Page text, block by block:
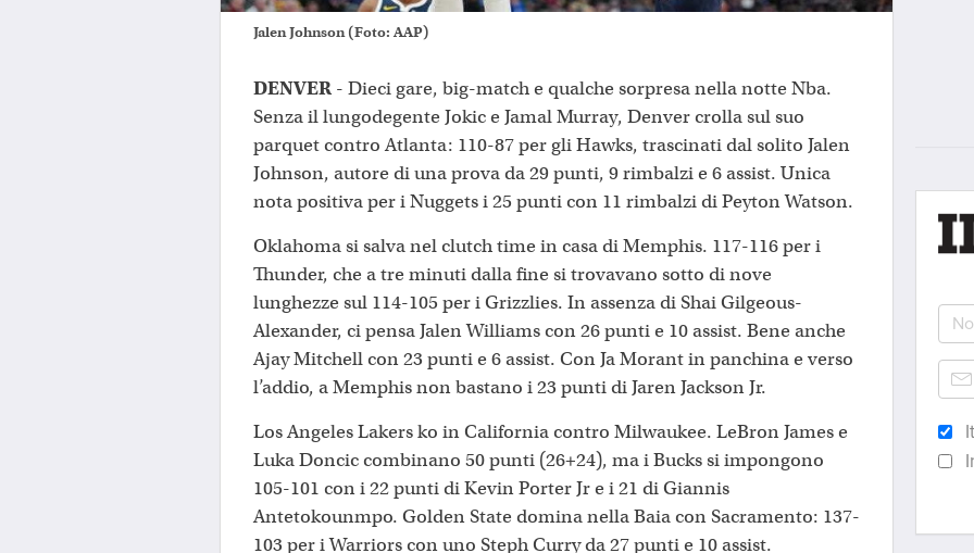
Jalen Johnson (Foto: AAP)
DENVER - Dieci gare, big-match e qualche sorpresa nella notte Nba.
Senza il lungodegente Jokic e Jamal Murray, Denver crolla sul suo
parquet contro Atlanta: 110-87 per gli Hawks, trascinati dal solito Jalen
Johnson, autore di una prova da 29 punti, 9 rimbalzi e 6 assist. Unica
nota positiva per i Nuggets i 25 punti con 11 rimbalzi di Peyton Watson.
Oklahoma si salva nel clutch time in casa di Memphis. 117-116 per i
Thunder, che a tre minuti dalla fine si trovavano sotto di nove
lunghezze sul 114-105 per i Grizzlies. In assenza di Shai Gilgeous-
Alexander, ci pensa Jalen Williams con 26 punti e 10 assist. Bene anche
Ajay Mitchell con 23 punti e 6 assist. Con Ja Morant in panchina e verso
l’addio, a Memphis non bastano i 23 punti di Jaren Jackson Jr.
Los Angeles Lakers ko in California contro Milwaukee. LeBron James e
Luka Doncic combinano 50 punti (26+24), ma i Bucks si impongono
105-101 con i 22 punti di Kevin Porter Jr e i 21 di Giannis
Antetokounmpo. Golden State domina nella Baia con Sacramento: 137-
103 per i Warriors con uno Steph Curry da 27 punti e 10 assist.